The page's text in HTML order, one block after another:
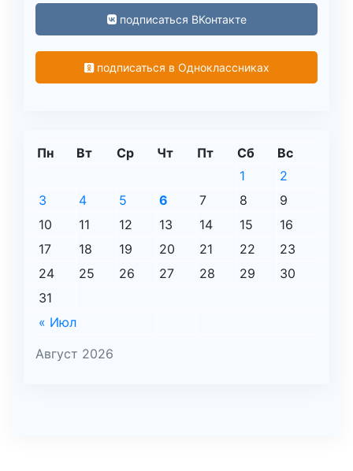
подписаться ВКонтакте
подписаться в Одноклассниках
Август 2026
Пн Вт Ср Чт Пт Сб Вс
« Июл
1
2
3
4 5 6 7 8
9
10
11 12 13 14 15
16
17
18 19 20 21 22
23
24
25 26 27 28 29
30
31